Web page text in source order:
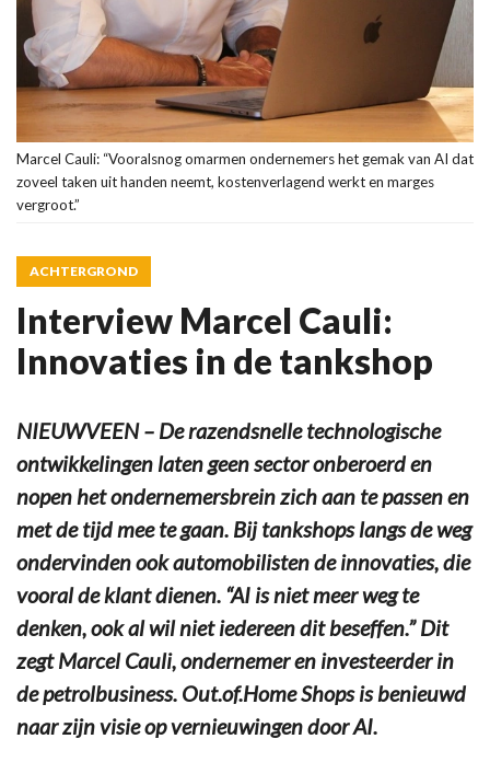
Marcel Cauli: “Vooralsnog omarmen ondernemers het gemak van AI dat
zoveel taken uit handen neemt, kostenverlagend werkt en marges
vergroot.”
ACHTERGROND
Interview Marcel Cauli:
Innovaties in de tankshop
NIEUWVEEN – De razendsnelle technologische
ontwikkelingen laten geen sector onberoerd en
nopen het ondernemersbrein zich aan te passen en
met de tijd mee te gaan. Bij tankshops langs de weg
ondervinden ook automobilisten de innovaties, die
vooral de klant dienen. “AI is niet meer weg te
denken, ook al wil niet iedereen dit beseffen.” Dit
zegt Marcel Cauli, ondernemer en investeerder in
de petrolbusiness. Out.of.Home Shops is benieuwd
naar zijn visie op vernieuwingen door AI.